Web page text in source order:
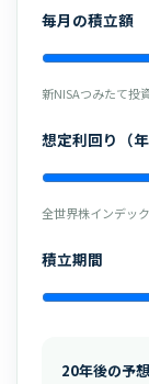
毎月の積立額
新NISAつみたて投
想定利回り（年
全世界株インデッ
積立期間
20年後の予